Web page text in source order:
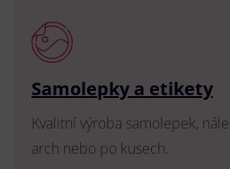
Samolepky a etikety
Kvalitní výroba samolepek,
arch nebo po kusech.